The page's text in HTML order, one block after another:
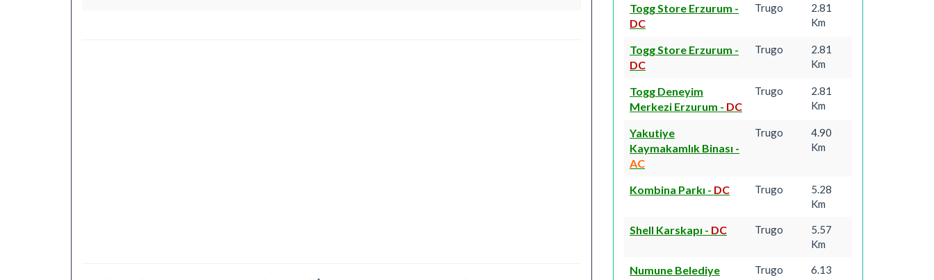
Togg Store Erzurum -
DC
Trugo
2.81
Km
Togg Store Erzurum -
DC
Trugo
2.81
Km
Togg Deneyim
Merkezi Erzurum - DC
Trugo
2.81
Km
Yakutiye
Kaymakamlık Binası -
AC
Trugo
4.90
Km
Kombina Parkı - DC Trugo
5.28
Km
Shell Karskapı - DC Trugo
5.57
Km
Numune Belediye
Trugo
6.13